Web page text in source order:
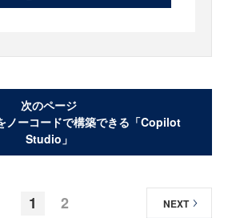
次のページ
ノーコードで構築できる「Copilot
Studio」
1 2 NEXT